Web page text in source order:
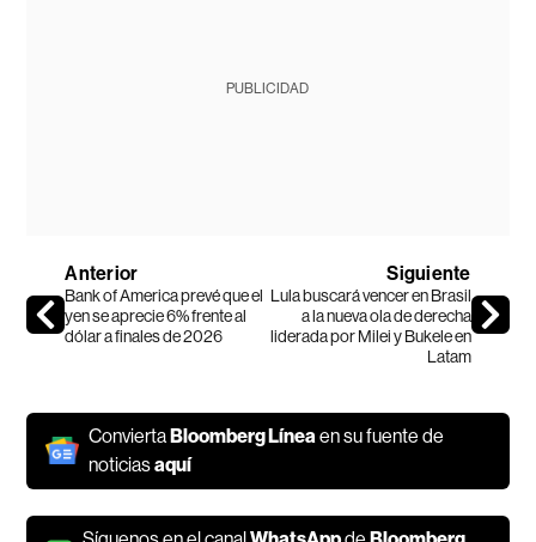
PUBLICIDAD
Anterior
Bank of America prevé que el
yen se aprecie 6% frente al
dólar a finales de 2026
Siguiente
Lula buscará vencer en Brasil
a la nueva ola de derecha
liderada por Milei y Bukele en
Latam
ConviertaBloomberg Línea en su fuente de
noticiasaquí